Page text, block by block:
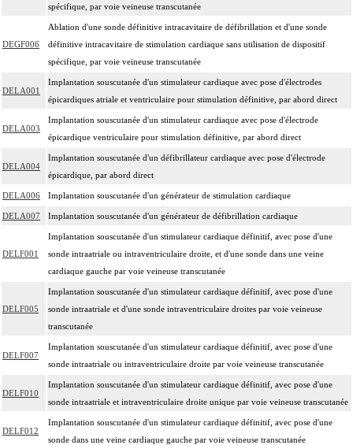
spécifique, par voie veineuse transcutanée
DEGF006
Ablation d'une sonde définitive intracavitaire de défibrillation et d'une sonde
définitive intracavitaire de stimulation cardiaque sans utilisation de dispositif
spécifique, par voie veineuse transcutanée
DELA001
Implantation souscutanée d'un stimulateur cardiaque avec pose d'électrodes
épicardiques atriale et ventriculaire pour stimulation définitive, par abord direct
DELA003
Implantation souscutanée d'un stimulateur cardiaque avec pose d'électrode
épicardique ventriculaire pour stimulation définitive, par abord direct
DELA004
Implantation souscutanée d'un défibrillateur cardiaque avec pose d'électrode
épicardique, par abord direct
DELA006 Implantation souscutanée d'un générateur de stimulation cardiaque
DELA007 Implantation souscutanée d'un générateur de défibrillation cardiaque
DELF001
Implantation souscutanée d'un stimulateur cardiaque définitif, avec pose d'une
sonde intraatriale ou intraventriculaire droite, et d'une sonde dans une veine
cardiaque gauche par voie veineuse transcutanée
DELF005
Implantation souscutanée d'un stimulateur cardiaque définitif, avec pose d'une
sonde intraatriale et d'une sonde intraventriculaire droites par voie veineuse
transcutanée
DELF007
Implantation souscutanée d'un stimulateur cardiaque définitif, avec pose d'une
sonde intraatriale ou intraventriculaire droite par voie veineuse transcutanée
DELF010
Implantation souscutanée d'un stimulateur cardiaque définitif, avec pose d'une
sonde intraatriale et intraventriculaire droite unique par voie veineuse transcutanée
DELF012
Implantation souscutanée d'un stimulateur cardiaque définitif, avec pose d'une
sonde dans une veine cardiaque gauche par voie veineuse transcutanée